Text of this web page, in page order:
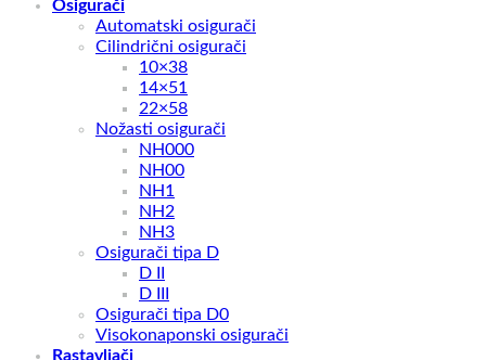
Osigurači
Automatski osigurači
Cilindrični osigurači
10×38
14×51
22×58
Nožasti osigurači
NH000
NH00
NH1
NH2
NH3
Osigurači tipa D
D II
D III
Osigurači tipa D0
Visokonaponski osigurači
Rastavljači